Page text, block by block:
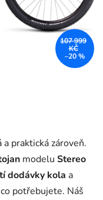
praktická zároveň.
modelu Stereo
dodávky kola a
potřebujete. Náš
107 999
KČ
–20 %